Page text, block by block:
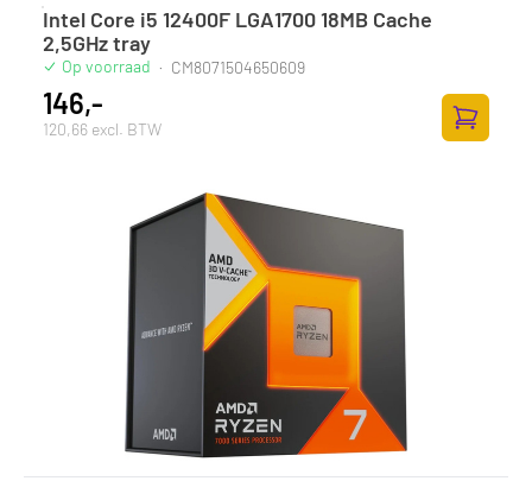
Intel Core i5 12400F LGA1700 18MB Cache
2,5GHz tray
Op voorraad · CM8071504650609
146,-
120,66 excl. BTW
Zum